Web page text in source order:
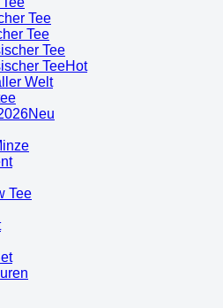
Tee
Tee
Tee
Tee
Welt
Tee